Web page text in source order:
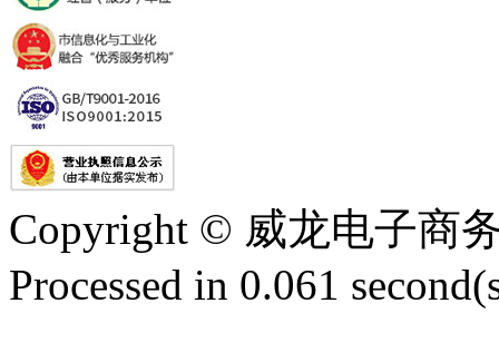
Copyright © 威龙电子商
Processed in 0.061